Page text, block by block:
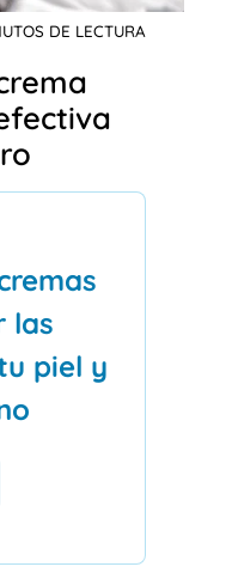
DE LECTURA
las
piel y